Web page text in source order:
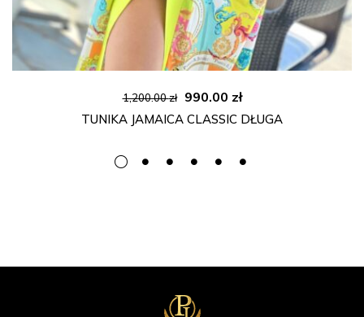
1,200.00zł
Pierwotna
cena
1,200.00 zł.
990.00 złAktualna
cena
990.00 zł.
TUNIKA JAMAICA CLASSIC DŁUGA